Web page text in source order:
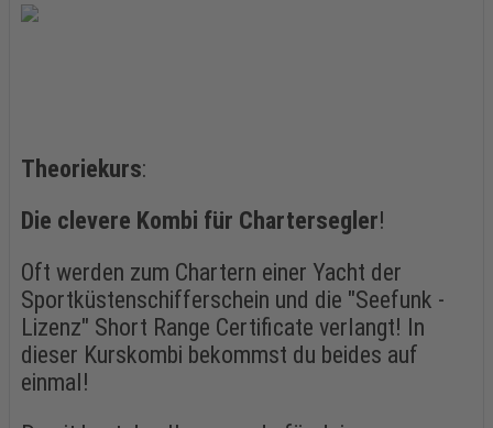
Theoriekurs:
Die clevere Kombi für Chartersegler!
Oft werden zum Chartern einer Yacht der
Sportküstenschifferschein und die "Seefunk -
Lizenz" Short Range Certificate verlangt! In
dieser Kurskombi bekommst du beides auf
einmal!